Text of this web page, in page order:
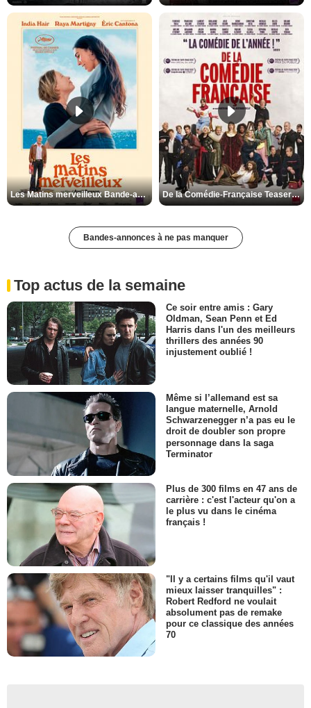
Les Matins merveilleux Bande-annonce VF De la Comédie-Française Teaser VF
Bandes-annonces à ne pas manquer
Top actus de la semaine
Ce soir entre amis : Gary
Oldman, Sean Penn et Ed
Harris dans l'un des meilleurs
thrillers des années 90
injustement oublié !
Même si l’allemand est sa
langue maternelle, Arnold
Schwarzenegger n’a pas eu le
droit de doubler son propre
personnage dans la saga
Terminator
Plus de 300 films en 47 ans de
carrière : c'est l'acteur qu'on a
le plus vu dans le cinéma
français !
"Il y a certains films qu'il vaut
mieux laisser tranquilles" :
Robert Redford ne voulait
absolument pas de remake
pour ce classique des années
70